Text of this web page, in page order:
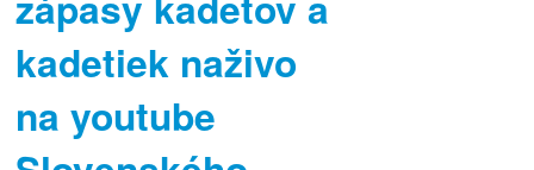
kadetiek naživo
na youtube